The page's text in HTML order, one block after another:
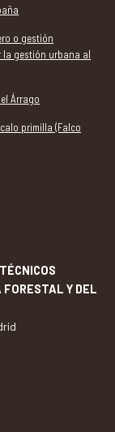
o gestión
la gestión urbana al
Árrago
primilla (Falco
FORESTAL Y DEL